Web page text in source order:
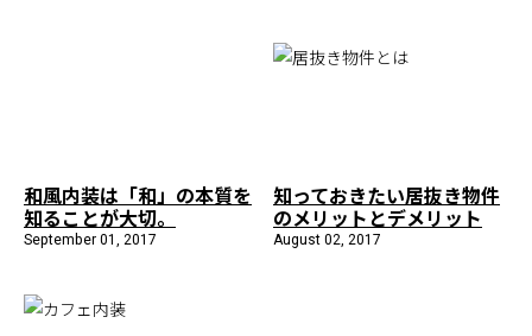
和風内装は「和」の本質を
知ることが大切。
September 01, 2017
知っておきたい居抜き物件
のメリットとデメリット
August 02, 2017